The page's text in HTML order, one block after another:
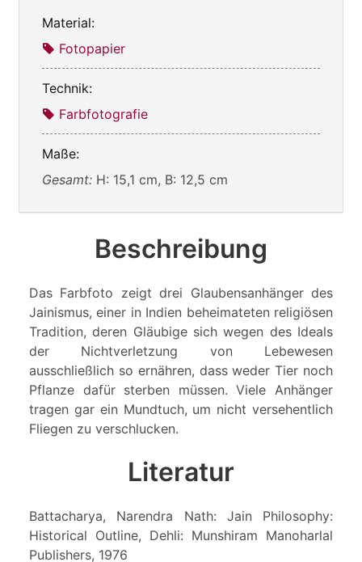
Material:
Fotopapier
Technik:
Farbfotografie
Maße:
Gesamt: H: 15,1 cm, B: 12,5 cm
Beschreibung
Das Farbfoto zeigt drei Glaubensanhänger des
Jainismus, einer in Indien beheimateten religiösen
Tradition, deren Gläubige sich wegen des Ideals
der Nichtverletzung von Lebewesen
ausschließlich so ernähren, dass weder Tier noch
Pflanze dafür sterben müssen. Viele Anhänger
tragen gar ein Mundtuch, um nicht versehentlich
Fliegen zu verschlucken.
Literatur
Battacharya, Narendra Nath: Jain Philosophy:
Historical Outline, Dehli: Munshiram Manoharlal
Publishers, 1976